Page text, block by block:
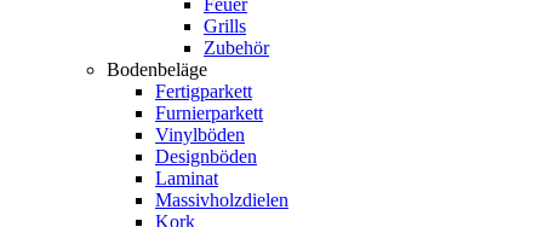
Grills
Zubehör
Bodenbeläge
Fertigparkett
Furnierparkett
Vinylböden
Designböden
Laminat
Massivholzdielen
Kork